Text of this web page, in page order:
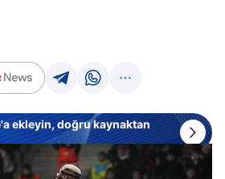
ekleyin, doğru kaynaktan